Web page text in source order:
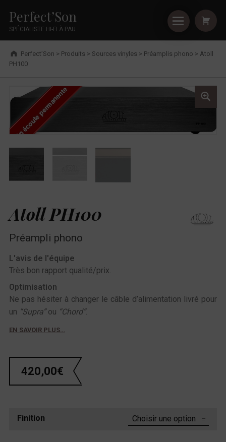
Atoll PH100 - Perfect’Son
Perfect’Son
SPÉCIALISTE HI-FI À PAU
Breadcrumbs navigation
Perfect’Son > Produits > Sources vinyles > Préamplis phono > Atoll
PH100
En écoute permanente
Atoll PH100
Préampli phono
L'avis de l'équipe
Très bon rapport qualité/prix.
Optimisation
Ne pas hésiter à changer le câble d’alimentation livré pour
un “Supra”ou “Chord”.
EN SAVOIR PLUS…
420,00€
Finition